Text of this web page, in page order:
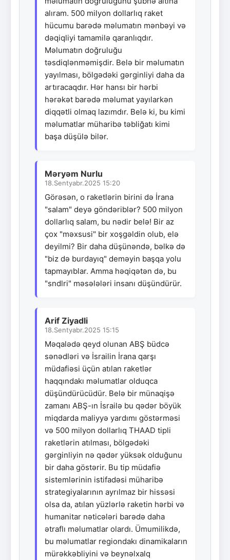
alıram. 500 milyon dollarlıq raket
hücumu barədə məlumatın mənbəyi və
dəqiqliyi tamamilə qaranlıqdır.
Məlumatın doğruluğu
təsdiqlənməmişdir. Belə bir məlumatın
yayılması, bölgədəki gərginliyi daha da
artıracaqdır. Hər hansı bir hərbi
hərəkət barədə məlumat yayılarkən
diqqətli olmaq lazımdır. Belə ki, bu kimi
məlumatlar müharibə təbliğatı kimi
başa düşülə bilər.
Məryəm Nurlu
18.Sentyabr.2025 15:20
Görəsən, o raketlərin birini də İrana
"salam" deyə göndəriblər? 500 milyon
dollarlıq salam, bu nədir belə! Bir az
çox "məxsusi" bir xoşgəldin olub, elə
deyilmi? Bir daha düşünəndə, bəlkə də
"biz də burdayıq" deməyin başqa yolu
tapmayıblar. Amma həqiqətən də, bu
"sndlri" məsələləri insanı düşündürür.
Arif Ziyadli
18.Sentyabr.2025 15:15
Məqalədə qeyd olunan ABŞ büdcə
sənədləri və İsrailin İrana qarşı
müdafiəsi üçün atılan raketlər
haqqındakı məlumatlar olduqca
düşündürücüdür. Belə bir münaqişə
zamanı ABŞ-ın İsrailə bu qədər böyük
miqdarda maliyyə yardımı göstərməsi
və 500 milyon dollarlıq THAAD tipli
raketlərin atılması, bölgədəki
gərginliyin nə qədər yüksək olduğunu
bir daha göstərir. Bu tip müdafiə
sistemlərinin istifadəsi müharibə
strategiyalarının ayrılmaz bir hissəsi
olsa da, atılan yüzlərlə raketin hərbi və
humanitar nəticələri barədə daha
ətraflı məlumatlar olardı. Ümumilikdə,
bu məlumatlar regiondakı dinamikaların
mürəkkəbliyini və beynəlxalq